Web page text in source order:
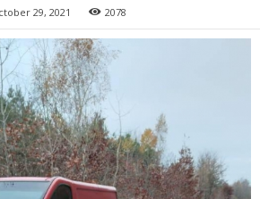
29, 2021 2078